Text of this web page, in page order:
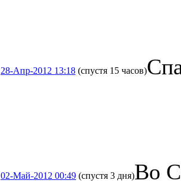
28-Апр-2012 13:18 (спустя 15 часов)
02-Май-2012 00:49 (спустя 3 дня)Во